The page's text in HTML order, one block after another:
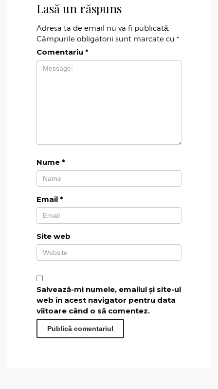
Lasă un răspuns
Adresa ta de email nu va fi publicată.
Câmpurile obligatorii sunt marcate cu *
Comentariu *
Nume *
Email *
Site web
Salvează-mi numele, emailul și site-ul
web în acest navigator pentru data
viitoare când o să comentez.